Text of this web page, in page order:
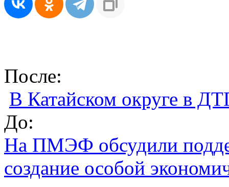
После:
В Катайском округе в
До:
На ПМЭФ обсудили
создание особой